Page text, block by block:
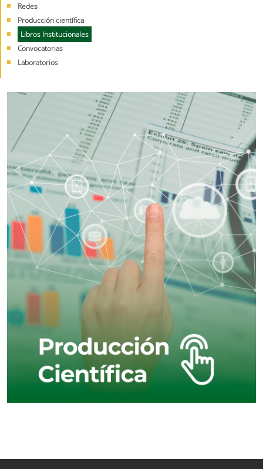
Redes
Producción científica
Libros Institucionales
Convocatorias
Laboratorios